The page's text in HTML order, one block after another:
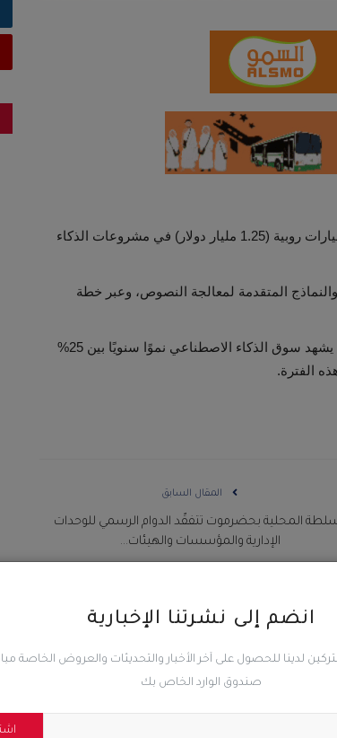
انضم إلى نشرتنا الإخبارية
لدينا للحصول على آخر الأخبار والتحديثات والعروض الخاصة
صندوق الوارد الخاص بك
أعلنت الحكومة الهندية موافقتها على استثمارات جديدة بقيمة 103 مليارات روبية (1.25 مليار دولار) في مشروعات الذكاء
والنماذج المتقدمة لمعالجة النصوص، وعبر خطة
وتتوقع “ناسكوم”، الرابطة الوطنية لشركات البرمجيات والخدمات، أن يشهد سوق الذكاء الاصطناعي نموًا سنويًا بين 25%
المقال السابق
المحلية بحضرموت تتفقّد الدوام الرسمي للوحدات
الإدارية والمؤسسات والهيئات...
0
0
0